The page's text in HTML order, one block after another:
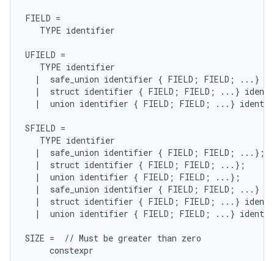
FIELD =
TYPE identifier
UFIELD =
TYPE identifier
|
safe_union identifier { FIELD ; FIELD ; ... }
|
struct identifier { FIELD ; FIELD ; ... }
|
union identifier { FIELD ; FIELD ; ... }
SFIELD =
TYPE identifier
|
safe_union identifier { FIELD ; FIELD ; ... };
|
struct identifier { FIELD ; FIELD ; ... };
|
union identifier { FIELD ; FIELD ; ... };
|
safe_union identifier { FIELD ; FIELD ; ... }
|
struct identifier { FIELD ; FIELD ; ... }
|
union identifier { FIELD ; FIELD ; ... }
SIZE = // Must be greater than zero
constexpr